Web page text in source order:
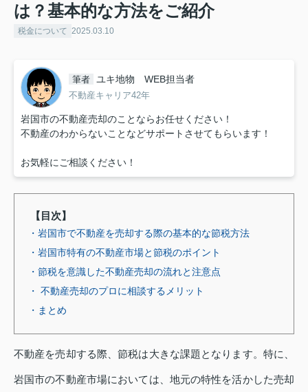
は？基本的な方法をご紹介
税金について 2025.03.10
筆者 ユキ地物 WEB担当者
不動産キャリア42年
岩国市の不動産売却のことならお任せください！
不動産のわからないことなどサポートさせてもらいます！
お気軽にご相談ください！
【目次】
・岩国市で不動産を売却する際の基本的な節税方法
・岩国市特有の不動産市場と節税のポイント
・節税を意識した不動産売却の流れと注意点
・ 不動産売却のプロに相談するメリット
・まとめ
不動産を売却する際、節税は大きな課題となります。特に、
岩国市の不動産市場においては、地元の特性を活かした売却